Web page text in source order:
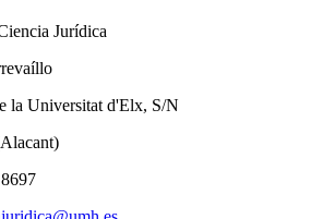
Jurídica
la Universitat d'Elx, S/N